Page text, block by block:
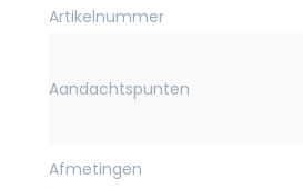
Artikelnummer
Aandachtspunten
Afmetingen